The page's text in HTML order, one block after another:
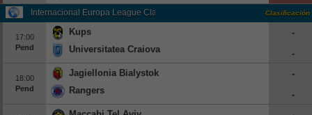
Internacional Europa League Clasificación Clasificación
17:00
Pend
Kups
Universitatea Craiova
-
-
18:00
Pend
Jagiellonia Bialystok
Rangers
-
-